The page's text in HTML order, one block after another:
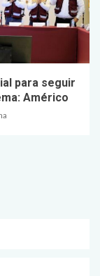
para seguir
Américo